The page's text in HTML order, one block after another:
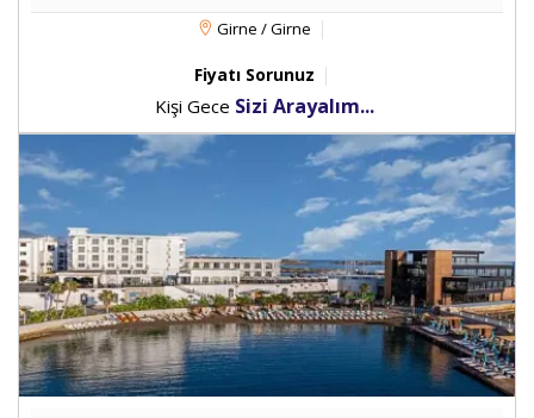
Girne / Girne
Fiyatı Sorunuz
Kişi Gece Sizi Arayalım...